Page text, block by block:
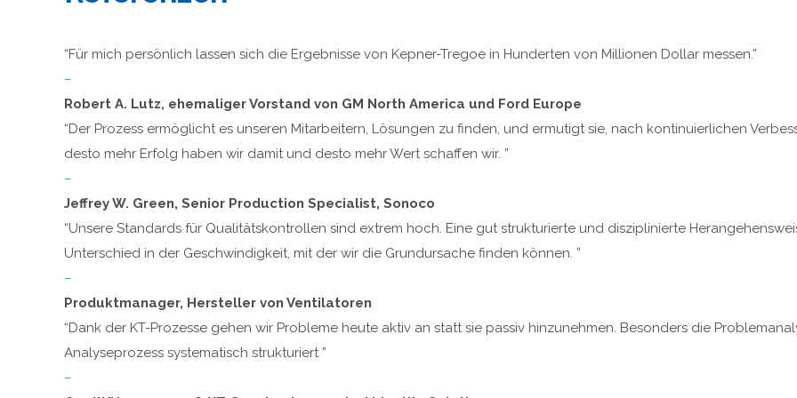
“Für mich persönlich lassen sich die Ergebnisse von Kepner-Tregoe in Hunderten von Millionen Dollar messen.”
–
Robert A. Lutz, ehemaliger Vorstand von GM North America und Ford Europe
“Der Prozess ermöglicht es unseren Mitarbeitern, Lösungen zu finden, und ermutigt sie, nach kontinuierlichen
desto mehr Erfolg haben wir damit und desto mehr Wert schaffen wir. ”
–
Jeffrey W. Green, Senior Production Specialist, Sonoco
“Unsere Standards für Qualitätskontrollen sind extrem hoch. Eine gut strukturierte und disziplinierte
Unterschied in der Geschwindigkeit, mit der wir die Grundursache finden können. ”
–
Produktmanager, Hersteller von Ventilatoren
“Dank der KT-Prozesse gehen wir Probleme heute aktiv an statt sie passiv hinzunehmen. Besonders die
Analyseprozess systematisch strukturiert ”
–